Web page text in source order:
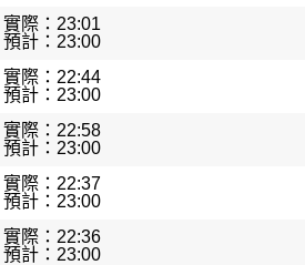
實際：23:01
預計：23:00
實際：22:44
預計：23:00
實際：22:58
預計：23:00
實際：22:37
預計：23:00
實際：22:36
預計：23:00